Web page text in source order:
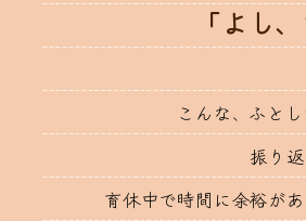
「よし
こんな、ふと
振り
育休中で時間に余裕が